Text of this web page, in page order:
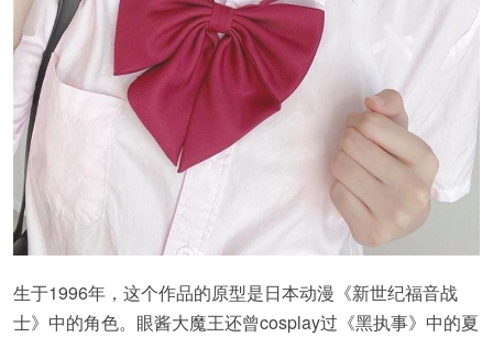
生于1996年，这个作品的原型是日本动漫《新世纪福音战
士》中的角色。眼酱大魔王还曾cosplay过《黑执事》中的夏